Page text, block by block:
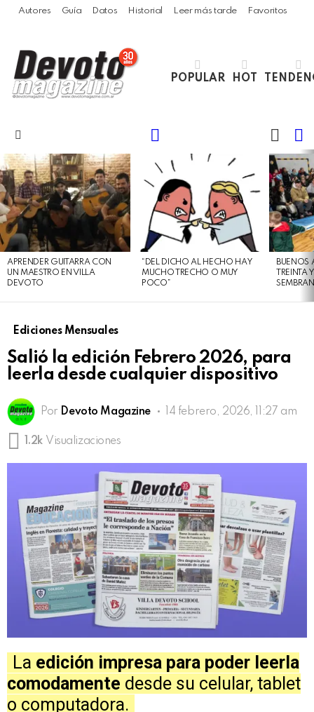
Autores Guía Datos Historial Leer más tarde Favoritos
POPULAR HOT
SKIN
LATEST
STORIES
APRENDER GUITARRA CON
UN MAESTRO EN VILLA
DEVOTO
“DEL DICHO AL HECHO HAY
MUCHO TRECHO O MUY
POCO”
BUENOS
Ediciones Mensuales
Salió la edición Febrero 2026, para
leerla desde cualquier dispositivo
Por Devoto Magazine 14 febrero, 2026, 11:27 am
1.2k Visualizaciones
La edición impresa para poder leerla
comodamente desde su celular, tablet
o computadora.